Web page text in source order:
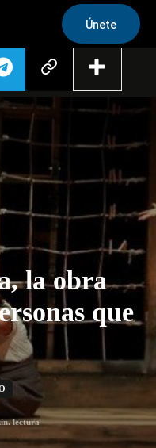
Únete
la obra
que
lectura